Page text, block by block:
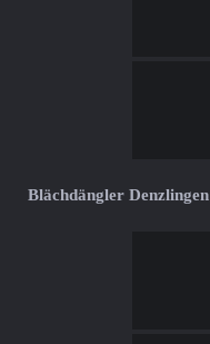
Blächdängler Denzlingen